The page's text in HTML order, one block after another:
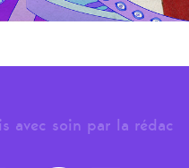
avec soin par la rédac